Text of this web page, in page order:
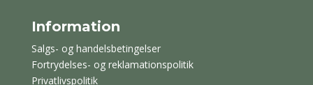
Information
Salgs- og handelsbetingelser
Fortrydelses- og reklamationspolitik
Privatlivspolitik